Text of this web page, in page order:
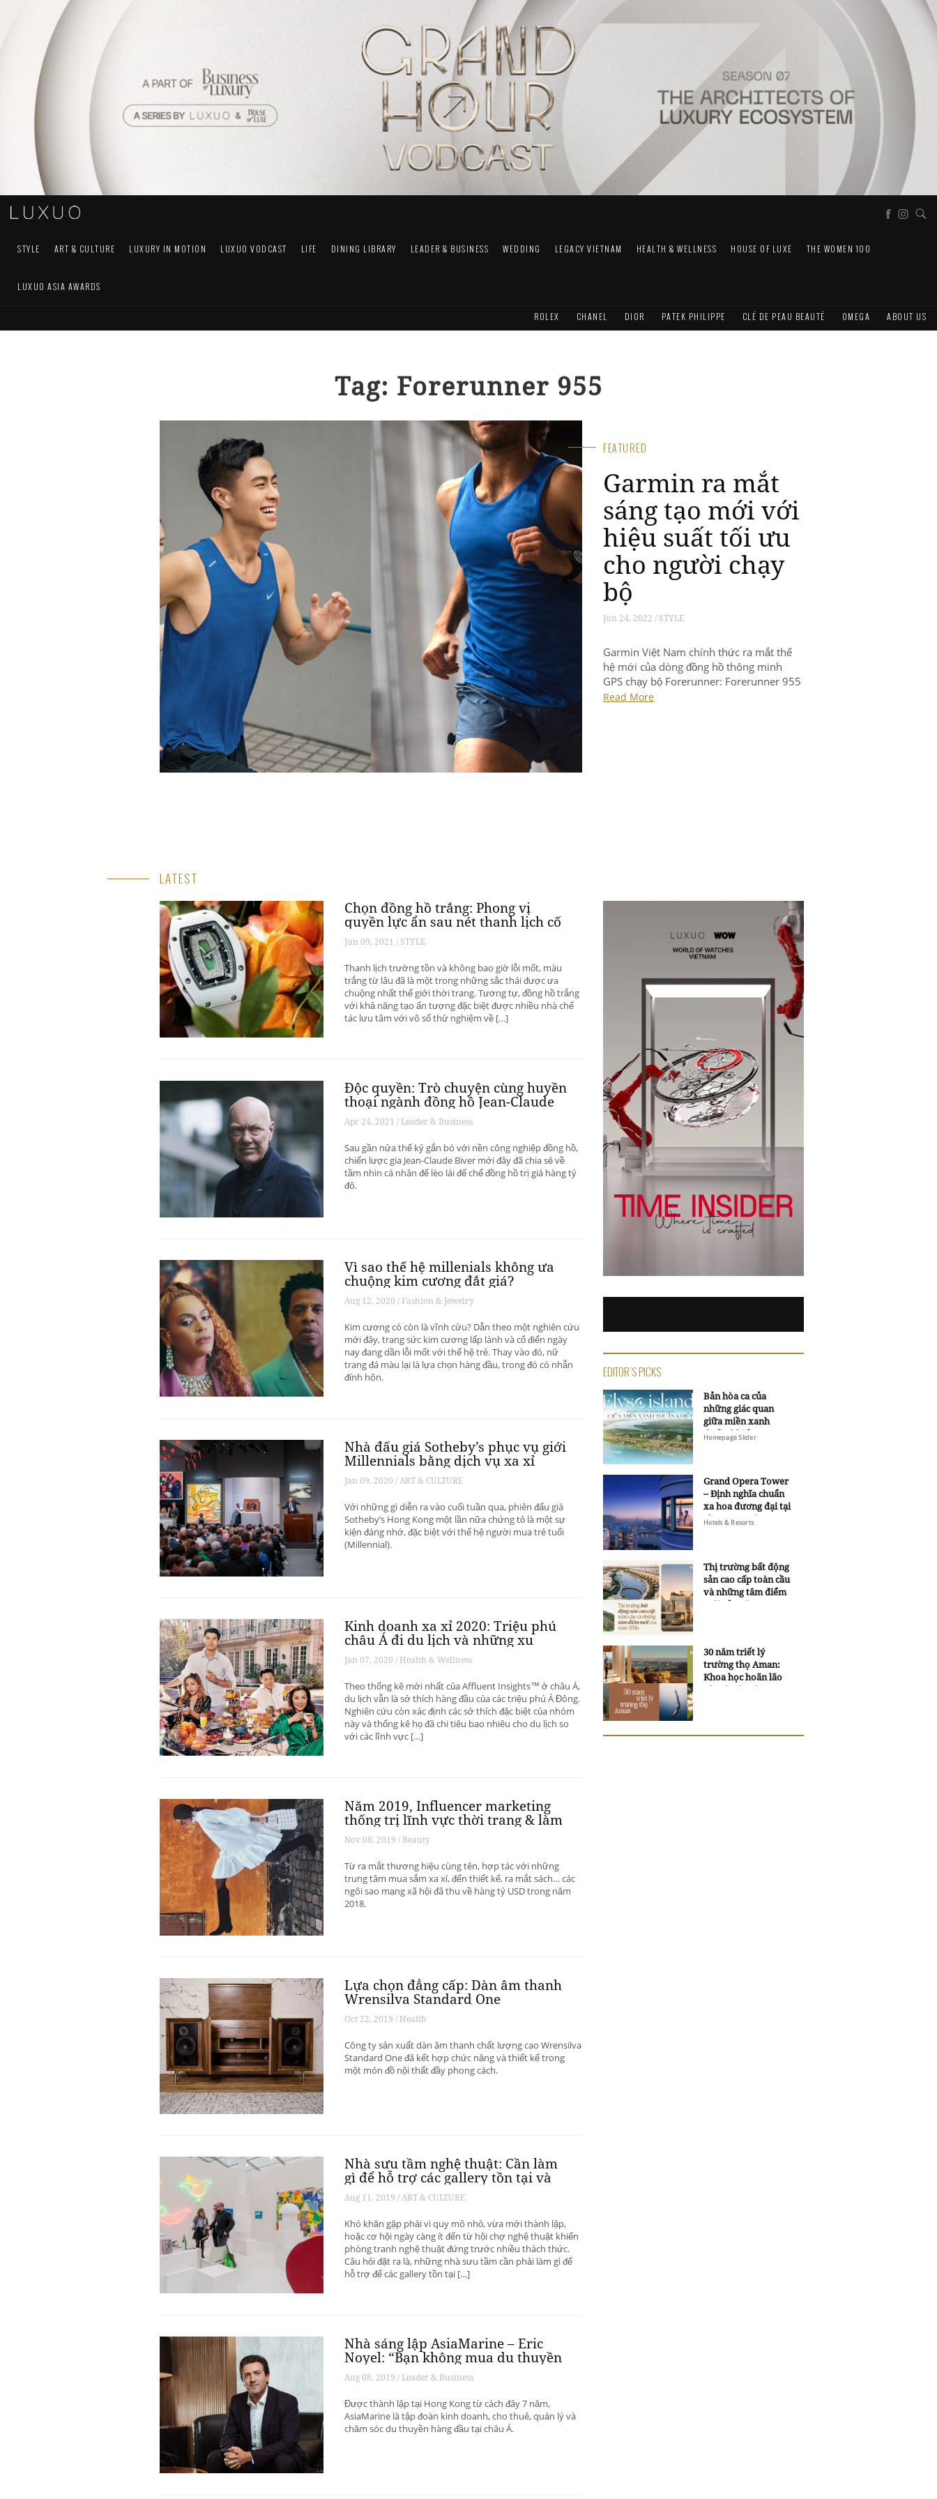
STYLE ART & CULTURE LUXURY IN MOTION LUXUO VODCAST LIFE DINING LIBRARY LEADER & BUSINESS WEDDING LEGACY VIETNAM HEALTH & WELLNESS HOUSE OF LUXE THE WOMEN 100
LUXUO ASIA AWARDS
ROLEX CHANEL DIOR PATEK PHILIPPE CLÉ DE PEAU BEAUTÉ OMEGA ABOUT US
Tag: Forerunner 955
FEATURED
Garmin ra mắt
sáng tạo mới với
hiệu suất tối ưu
cho người chạy
bộ
Jun 24, 2022 / STYLE
Garmin Việt Nam chính thức ra mắt thế
hệ mới của dòng đồng hồ thông minh
GPS chạy bộ Forerunner: Forerunner 955
và Forerunner 255.
Read More
LATEST
Chọn đồng hồ trắng: Phong vị
quyền lực ẩn sau nét thanh lịch cố
hữu
Jun 09, 2021 / STYLE
Thanh lịch trường tồn và không bao giờ lỗi mốt, màu
trắng từ lâu đã là một trong những sắc thái được ưa
chuộng nhất thế giới thời trang. Tương tự, đồng hồ trắng
với khả năng tạo ấn tượng đặc biệt được nhiều nhà chế
tác lưu tâm với vô số thử nghiệm về […]
Độc quyền: Trò chuyện cùng huyền
thoại ngành đồng hồ Jean-Claude
Biver
Apr 24, 2021 / Leader & Business
Sau gần nửa thế kỷ gắn bó với nền công nghiệp đồng hồ,
chiến lược gia Jean-Claude Biver mới đây đã chia sẻ về
tầm nhìn cá nhân để lèo lái đế chế đồng hồ trị giá hàng tỷ
đô.
Vì sao thế hệ millenials không ưa
chuộng kim cương đắt giá?
Aug 12, 2020 / Fashion & Jewelry
Kim cương có còn là vĩnh cửu? Dẫn theo một nghiên cứu
mới đây, trang sức kim cương lấp lánh và cổ điển ngày
nay đang dần lỗi mốt với thế hệ trẻ. Thay vào đó, nữ
trang đá màu lại là lựa chọn hàng đầu, trong đó có nhẫn
đính hôn.
Nhà đấu giá Sotheby’s phục vụ giới
Millennials bằng dịch vụ xa xỉ
Jan 09, 2020 / ART & CULTURE
Với những gì diễn ra vào cuối tuần qua, phiên đấu giá
Sotheby’s Hong Kong một lần nữa chứng tỏ là một sự
kiện đáng nhớ, đặc biệt với thế hệ người mua trẻ tuổi
(Millennial).
Kinh doanh xa xỉ 2020: Triệu phú
châu Á đi du lịch và những xu
hướng có thể thay đổi ngành du
lịch thượng lưu
Jan 07, 2020 / Health & Wellness
Theo thống kê mới nhất của Affluent Insights™ ở châu Á,
du lịch vẫn là sở thích hàng đầu của các triệu phú Á Đông.
Nghiên cứu còn xác định các sở thích đặc biệt của nhóm
này và thống kê họ đã chi tiêu bao nhiêu cho du lịch so
với các lĩnh vực […]
Năm 2019, Influencer marketing
thống trị lĩnh vực thời trang & làm
đẹp
Nov 08, 2019 / Beauty
Từ ra mắt thương hiệu cùng tên, hợp tác với những
trung tâm mua sắm xa xỉ, đến thiết kế, ra mắt sách… các
ngôi sao mạng xã hội đã thu về hàng tỷ USD trong năm
2018.
Lựa chọn đẳng cấp: Dàn âm thanh
Wrensilva Standard One
Oct 22, 2019 / Health
Công ty sản xuất dàn âm thanh chất lượng cao Wrensilva
Standard One đã kết hợp chức năng và thiết kế trong
một món đồ nội thất đầy phong cách.
Nhà sưu tầm nghệ thuật: Cần làm
gì để hỗ trợ các gallery tồn tại và
phát triển? – Phần 1
Aug 11, 2019 / ART & CULTURE
Khó khăn gặp phải vì quy mô nhỏ, vừa mới thành lập,
hoặc cơ hội ngày càng ít đến từ hội chợ nghệ thuật khiến
phòng tranh nghệ thuật đứng trước nhiều thách thức.
Câu hỏi đặt ra là, những nhà sưu tầm cần phải làm gì để
hỗ trợ để các gallery tồn tại […]
Nhà sáng lập AsiaMarine – Eric
Noyel: “Bạn không mua du thuyền
để đầu tư sinh lời”
Aug 08, 2019 / Leader & Business
Được thành lập tại Hong Kong từ cách đây 7 năm,
AsiaMarine là tập đoàn kinh doanh, cho thuê, quản lý và
chăm sóc du thuyền hàng đầu tại châu Á.
EDITOR'S PICKS
Bản hòa ca của
những giác quan
giữa miền xanh
thuần khiết
Homepage Slider
Grand Opera Tower
– Định nghĩa chuẩn
xa hoa đương đại tại
Sheraton Saigon
Hotels & Resorts
Thị trường bất động
sản cao cấp toàn cầu
và những tâm điểm
mới của năm 2026
30 năm triết lý
trường thọ Aman:
Khoa học hoãn lão
và trí tuệ ngàn xưa